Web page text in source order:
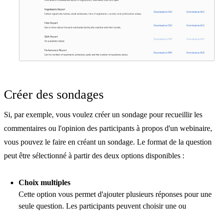
Créer des sondages
Si, par exemple, vous voulez créer un sondage pour recueillir les
commentaires ou l'opinion des participants à propos d'un webinaire,
vous pouvez le faire en créant un sondage. Le format de la question
peut être sélectionné à partir des deux options disponibles :
Choix multiples
Cette option vous permet d'ajouter plusieurs réponses pour une
seule question. Les participants peuvent choisir une ou